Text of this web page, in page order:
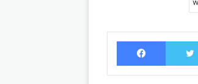
Facebook